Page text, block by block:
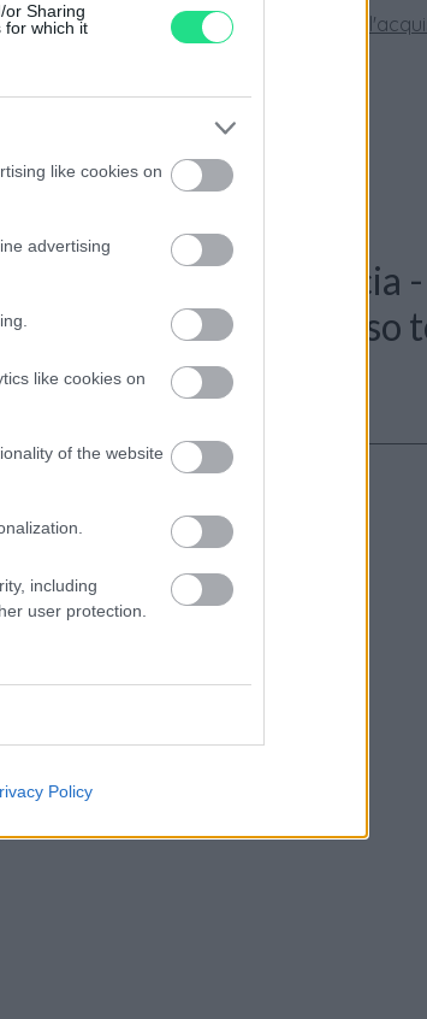
or Sharing
for which it
like cookies on
advertising
like cookies on
of the website
including
user protection.
Policy
dettagli consultate la nostra
Guida
Anello fascia
G-VS1, oro 18kt. peso